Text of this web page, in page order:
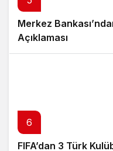
Merkez
Açıklaması
6
FIFA’dan 3 Türk